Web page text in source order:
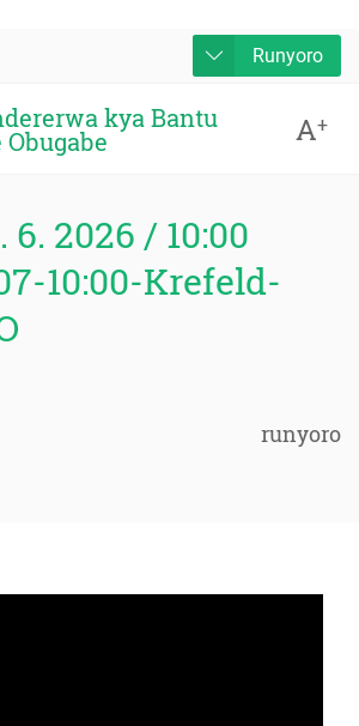
Runyoro
kya Bantu A+
6. 2026 / 10:00
10:00-Krefeld-
runyoro